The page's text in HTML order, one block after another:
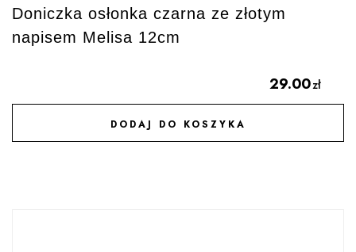
Doniczka osłonka czarna ze złotym
napisem Melisa 12cm
29.00zł
DODAJ DO KOSZYKA
DODAJ DO ULUBIONYCH